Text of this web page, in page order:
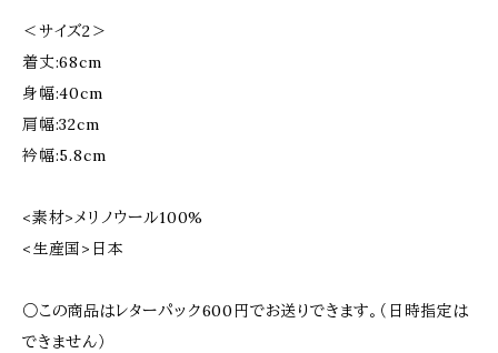
＜サイズ2＞
着丈:68cm
身幅:40cm
肩幅:32cm
衿幅:5.8cm
<素材>メリノウール100%
<生産国>日本
○この商品はレターパック600円でお送りできます。（日時指定は
できません）